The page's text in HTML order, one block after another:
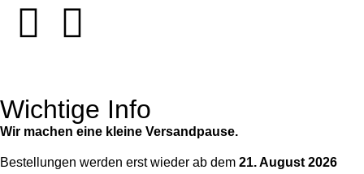
Wichtige Info
Wir machen eine kleine Versandpause.
Bestellungen werden erst wieder ab dem 21. August 2026